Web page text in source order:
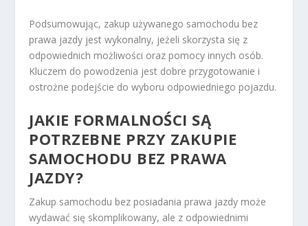
Podsumowując, zakup używanego samochodu bez
prawa jazdy jest wykonalny, jeżeli skorzysta się z
odpowiednich możliwości oraz pomocy innych osób.
Kluczem do powodzenia jest dobre przygotowanie i
ostrożne podejście do wyboru odpowiedniego pojazdu.
JAKIE FORMALNOŚCI SĄ
POTRZEBNE PRZY ZAKUPIE
SAMOCHODU BEZ PRAWA
JAZDY?
Zakup samochodu bez posiadania prawa jazdy może
wydawać się skomplikowany, ale z odpowiednimi